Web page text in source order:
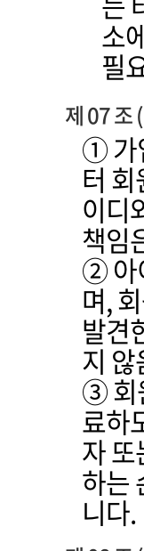
소
필
제 07 조
① 가
터
이디
책임
② 아
며,
발견
지
③ 회
료하
자
하는
니다.